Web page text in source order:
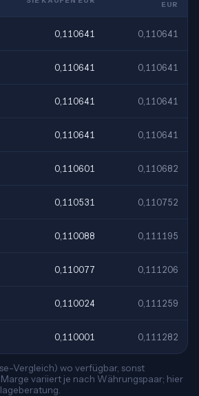
EUR
0,110641 0,110641
0,110641 0,110641
0,110641 0,110641
0,110641 0,110641
0,110601 0,110682
0,110531 0,110752
0,110088 0,111195
0,110077 0,111206
0,110024 0,111259
0,110001 0,111282
Vergleich) wo verfügbar, sonst
variiert je nach Währungspaar; hier